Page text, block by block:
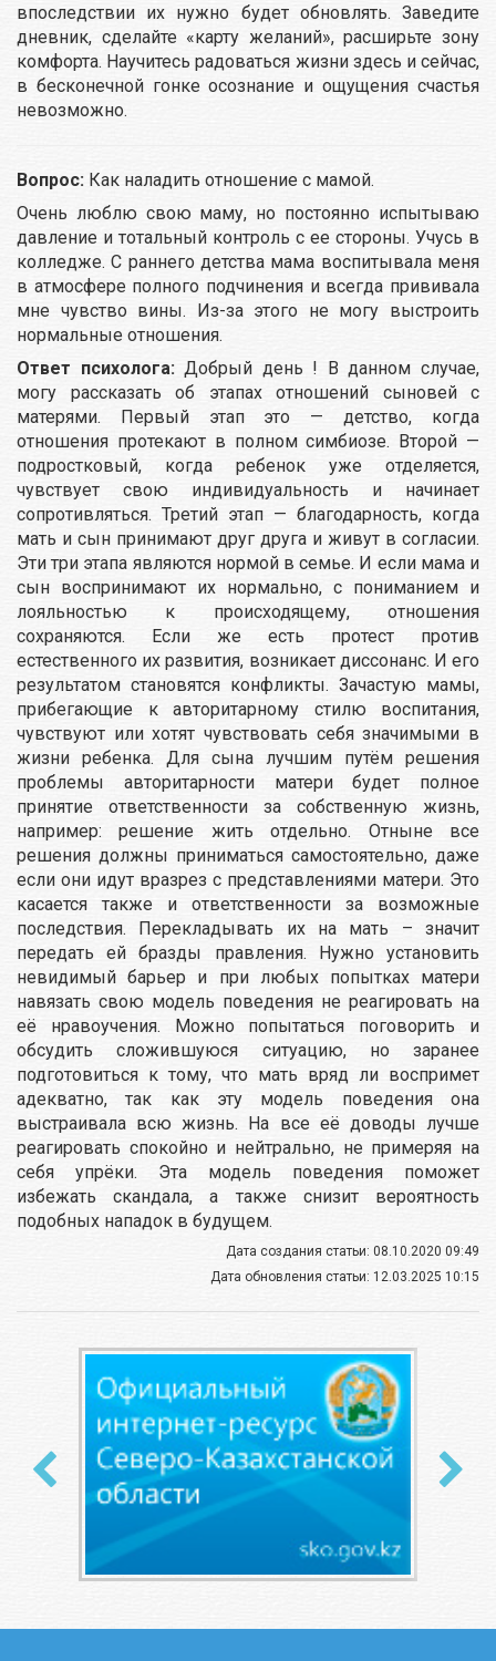
впоследствии их нужно будет обновлять. Заведите
дневник, сделайте «карту желаний», расширьте зону
комфорта. Научитесь радоваться жизни здесь и сейчас,
в бесконечной гонке осознание и ощущения счастья
невозможно.
Вопрос: Как наладить отношение с мамой.
Очень люблю свою маму, но постоянно испытываю
давление и тотальный контроль с ее стороны. Учусь в
колледже. С раннего детства мама воспитывала меня
в атмосфере полного подчинения и всегда прививала
мне чувство вины. Из-за этого не могу выстроить
нормальные отношения.
Ответ психолога:Добрый день ! В данном случае,
могу рассказать об этапах отношений сыновей с
матерями. Первый этап это — детство, когда
отношения протекают в полном симбиозе. Второй —
подростковый, когда ребенок уже отделяется,
чувствует свою индивидуальность и начинает
сопротивляться. Третий этап — благодарность, когда
мать и сын принимают друг друга и живут в согласии.
Эти три этапа являются нормой в семье. И если мама и
сын воспринимают их нормально, с пониманием и
лояльностью к происходящему, отношения
сохраняются. Если же есть протест против
естественного их развития, возникает диссонанс. И его
результатом становятся конфликты. Зачастую мамы,
прибегающие к авторитарному стилю воспитания,
чувствуют или хотят чувствовать себя значимыми в
жизни ребенка. Для сына лучшим путём решения
проблемы авторитарности матери будет полное
принятие ответственности за собственную жизнь,
например: решение жить отдельно. Отныне все
решения должны приниматься самостоятельно, даже
если они идут вразрез с представлениями матери. Это
касается также и ответственности за возможные
последствия. Перекладывать их на мать – значит
передать ей бразды правления. Нужно установить
невидимый барьер и при любых попытках матери
навязать свою модель поведения не реагировать на
её нравоучения. Можно попытаться поговорить и
обсудить сложившуюся ситуацию, но заранее
подготовиться к тому, что мать вряд ли воспримет
адекватно, так как эту модель поведения она
выстраивала всю жизнь. На все её доводы лучше
реагировать спокойно и нейтрально, не примеряя на
себя упрёки. Эта модель поведения поможет
избежать скандала, а также снизит вероятность
подобных нападок в будущем.
Дата создания статьи: 08.10.2020 09:49
Дата обновления статьи: 12.03.2025 10:15